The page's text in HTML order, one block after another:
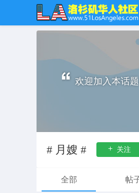
欢迎加入本话
# 月嫂 # 关注
全部 帖